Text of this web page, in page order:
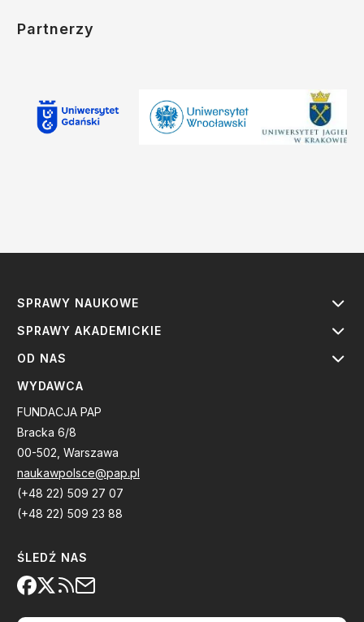
Partnerzy
SPRAWY NAUKOWE
SPRAWY AKADEMICKIE
OD NAS
WYDAWCA
FUNDACJA PAP
Bracka 6/8
00-502, Warszawa
naukawpolsce@pap.pl
(+48 22) 509 27 07
(+48 22) 509 23 88
ŚLEDŹ NAS